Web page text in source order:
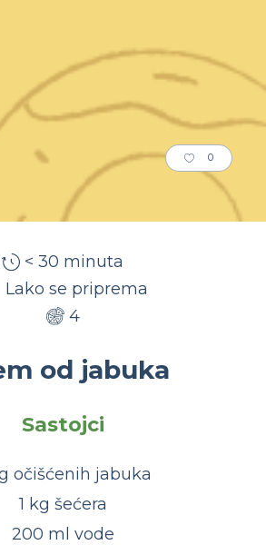
0
< 30 minuta
Lako se priprema
4
od jabuka
Sastojci
očišćenih jabuka
1 kg šećera
200 ml vode